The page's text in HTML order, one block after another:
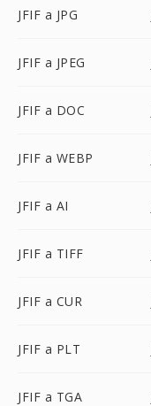
JFIF a JPG
JFIF a JPEG
JFIF a DOC
JFIF a WEBP
JFIF a AI
JFIF a TIFF
JFIF a CUR
JFIF a PLT
JFIF a TGA